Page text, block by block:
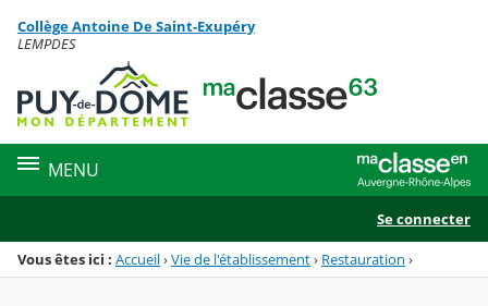
Menu de la rubrique
Contenu
Collège Antoine De Saint-Exupéry
LEMPDES
MENU
Se connecter
Vous êtes ici : Accueil›Vie de l'établissement› Restauration ›